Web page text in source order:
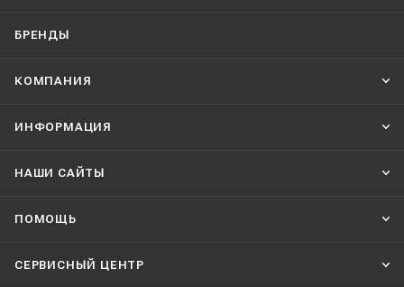
БРЕНДЫ
КОМПАНИЯ
ИНФОРМАЦИЯ
НАШИ CАЙТЫ
ПОМОЩЬ
СЕРВИСНЫЙ ЦЕНТР